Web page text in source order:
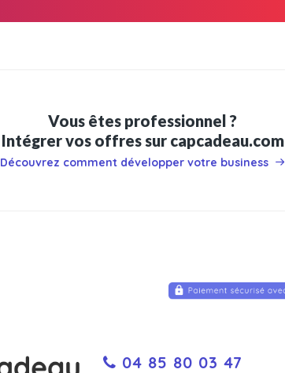
Vous êtes professionnel ?
Intégrer vos offres sur capcadeau.com
Découvrez comment développer votre business
04 85 80 03 47